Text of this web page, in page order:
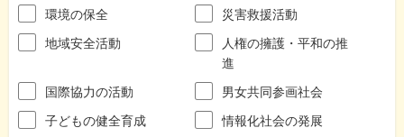
環境の保全
災害救援活動
地域安全活動
人権の擁護・平和の推
進
国際協力の活動
男女共同参画社会
子どもの健全育成
情報化社会の発展